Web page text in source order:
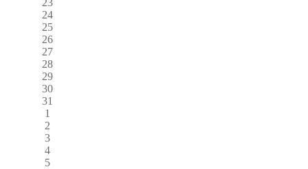
24
25
26
27
28
29
30
31
1
2
3
4
5